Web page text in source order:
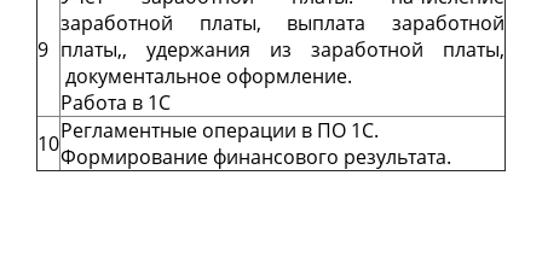
9
заработной платы, выплата заработной
платы,, удержания из заработной платы,
документальное оформление.
Работа в 1С
10Регламентные операции в ПО 1С.
Формирование финансового результата.